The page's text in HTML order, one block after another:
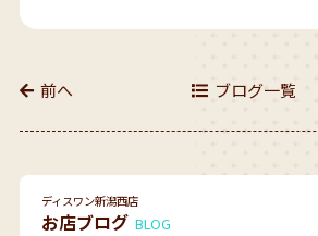
ディスワン新潟西店
お店ブログ BLOG
前へ ブログ一覧